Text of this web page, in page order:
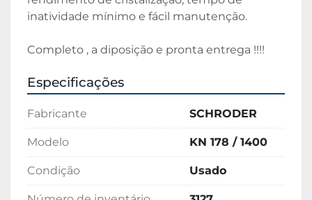
inatividade mínimo e fácil manutenção.
Completo , a diposição e pronta entrega !!!!
Especificações
Fabricante SCHRODER
Modelo KN 178 / 1400
Condição Usado